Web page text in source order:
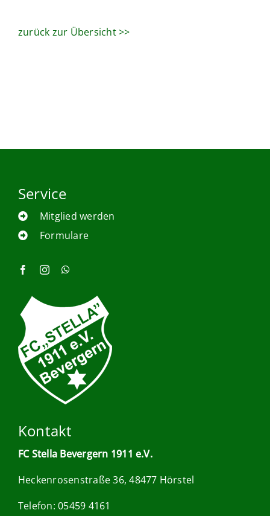
zurück zur Übersicht >>
Service
Mitglied werden
Formulare
Kontakt
FC Stella Bevergern 1911 e.V.
Heckenrosenstraße 36, 48477 Hörstel
Telefon: 05459 4161